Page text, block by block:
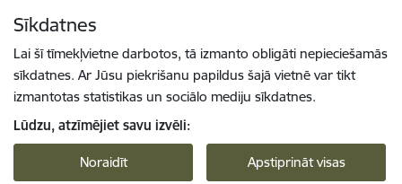
Sīkdatnes
Lai šī tīmekļvietne darbotos, tā izmanto obligāti nepieciešamās
sīkdatnes. Ar Jūsu piekrišanu papildus šajā vietnē var tikt
izmantotas statistikas un sociālo mediju sīkdatnes.
Lūdzu, atzīmējiet savu izvēli:
Noraidīt Apstiprināt visas